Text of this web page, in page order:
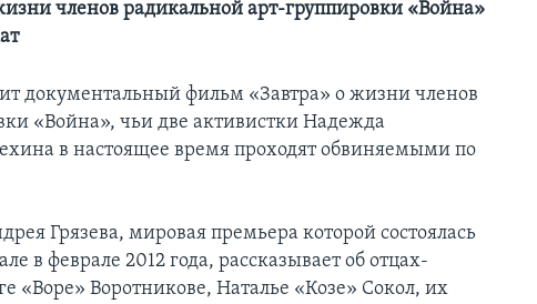
членов радикальной арт-группировки «Война»
документальный фильм «Завтра» о жизни членов
«Война», чьи две активистки Надежда
в настоящее время проходят обвиняемыми по
Грязева, мировая премьера которой состоялась
в феврале 2012 года, рассказывает об отцах-
«Воре» Воротникове, Наталье «Козе» Сокол, их